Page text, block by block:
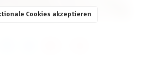
Cookies akzeptieren